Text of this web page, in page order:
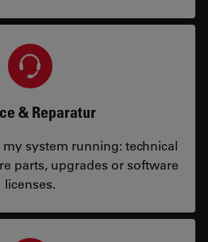
& Reparatur
system running: technical
parts, upgrades or software
licenses.